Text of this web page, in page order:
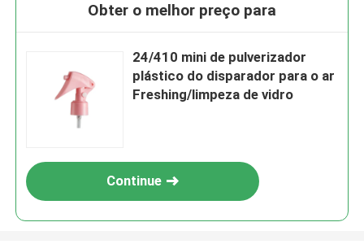
Obter o melhor preço para
24/410 mini de pulverizador
plástico do disparador para o ar
Freshing/limpeza de vidro
Continue